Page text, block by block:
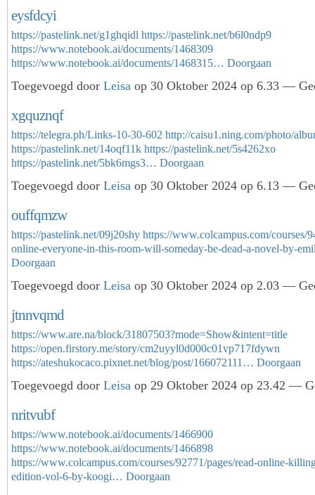
eysfdcyi
https://pastelink.net/g1ghqidl https://pastelink.net/b6l0ndp9
https://www.notebook.ai/documents/1468309
https://www.notebook.ai/documents/1468315… Doorgaan
Toegevoegd door Leisa op 30 Oktober 2024 op 6.33 —
xgquznqf
https://telegra.ph/Links-10-30-602 http://caisu1.ning.com/photo/
https://pastelink.net/14oqf11k https://pastelink.net/5s4262xo
https://pastelink.net/5bk6mgs3… Doorgaan
Toegevoegd door Leisa op 30 Oktober 2024 op 6.13 —
ouffqmzw
https://pastelink.net/09j20shy https://www.colcampus.com/courses/
online-everyone-in-this-room-will-someday-be-dead-a-novel-by-
Doorgaan
Toegevoegd door Leisa op 30 Oktober 2024 op 2.03 —
jtnnvqmd
https://www.are.na/block/31807503?mode=Show&intent=title
https://open.firstory.me/story/cm2uyyl0d000c01vp717fdywn
https://ateshukocaco.pixnet.net/blog/post/166072111… Doorgaan
Toegevoegd door Leisa op 29 Oktober 2024 op 23.42 —
nritvubf
https://www.notebook.ai/documents/1466900
https://www.notebook.ai/documents/1466898
https://www.colcampus.com/courses/92771/pages/read-online-
edition-vol-6-by-koogi… Doorgaan